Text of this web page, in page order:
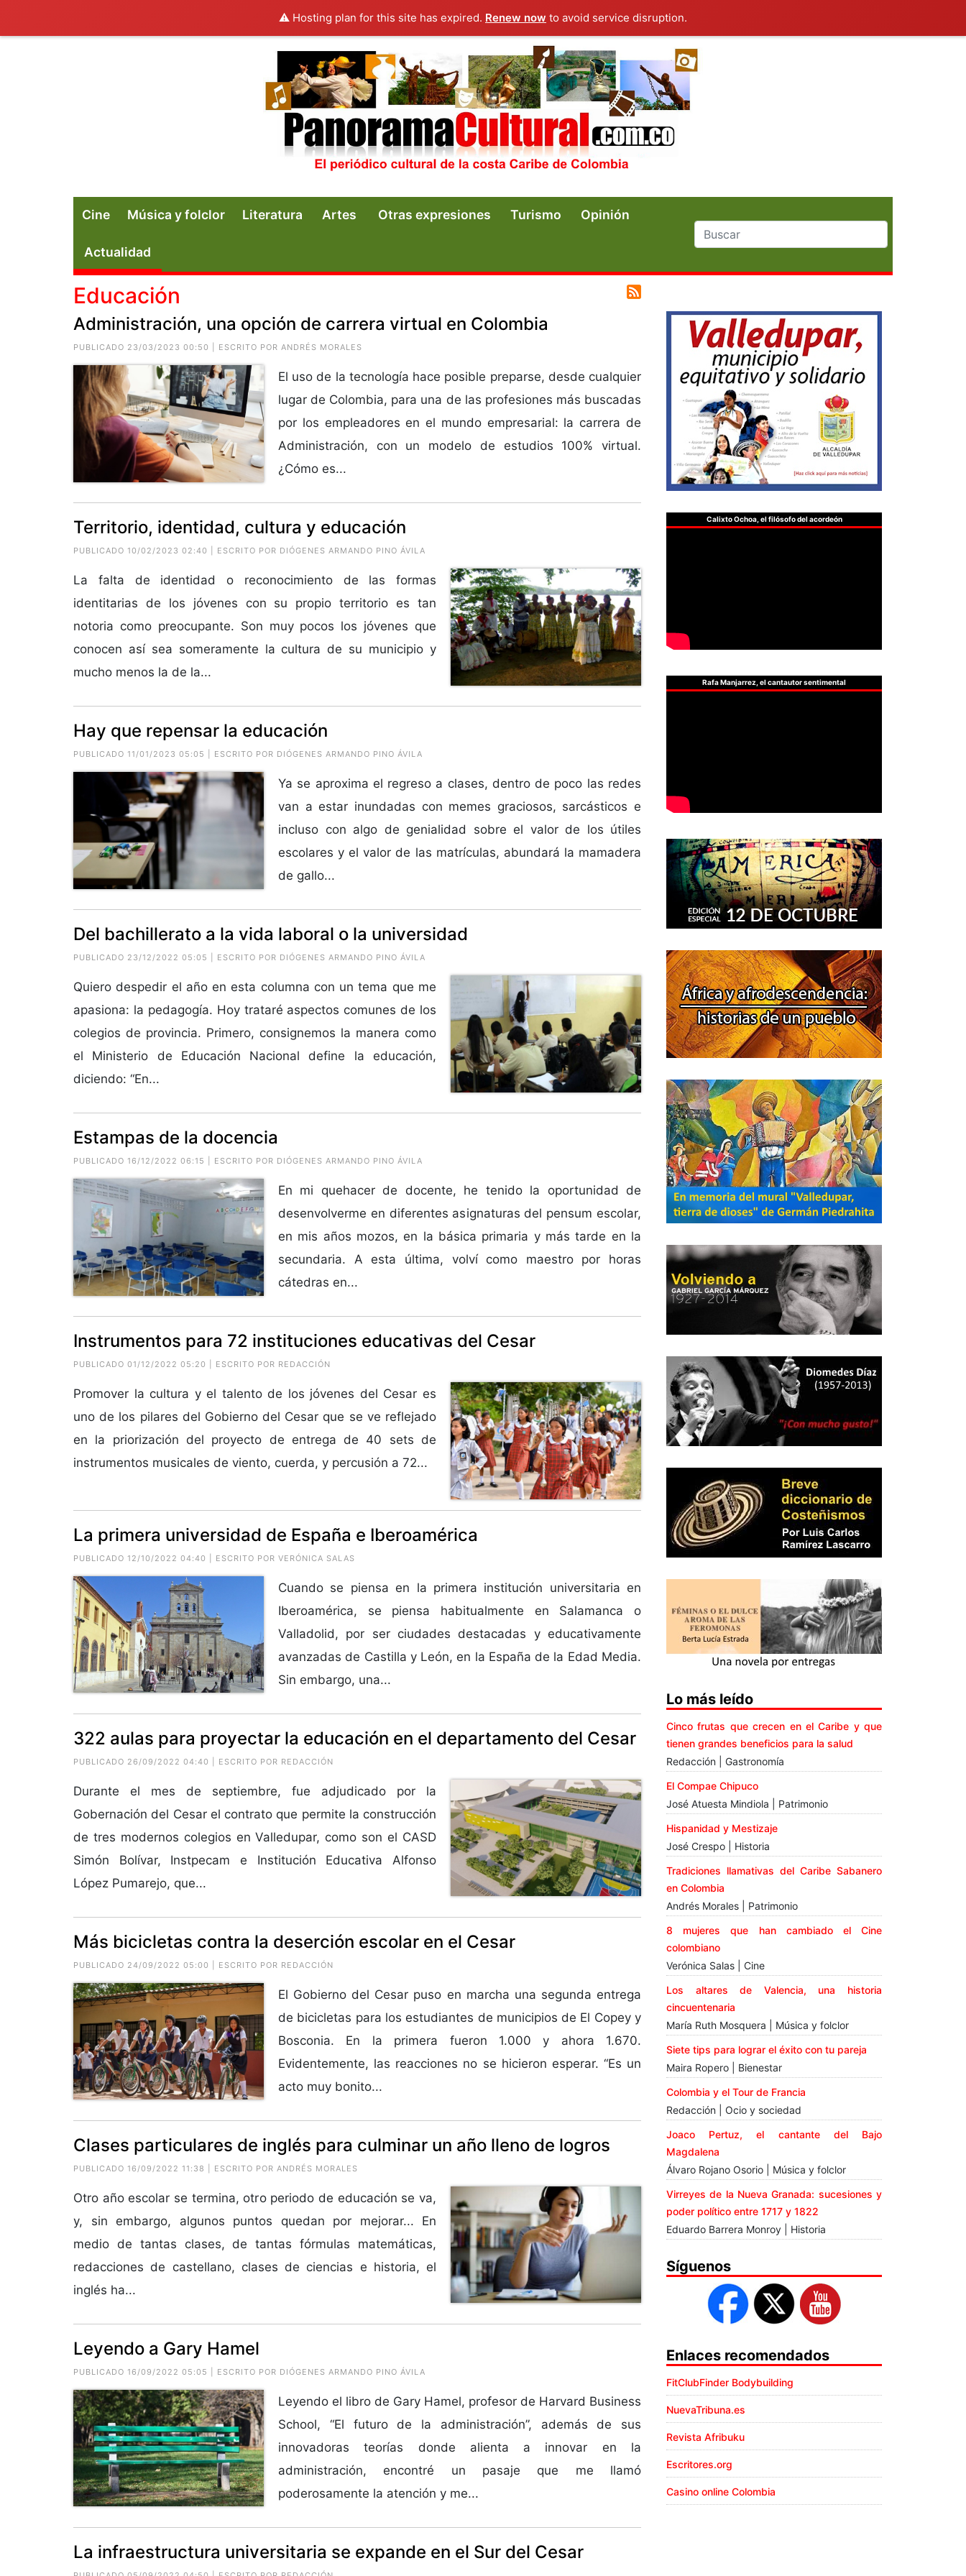
⚠️ Hosting plan for this site has expired. Renew now to avoid service disruption.
Cine Música y folclor Literatura Artes Otras expresiones Turismo Opinión
Actualidad
Educación
Administración, una opción de carrera virtual en Colombia
PUBLICADO 23/03/2023 00:50 | ESCRITO POR ANDRÉS MORALES
El uso de la tecnología hace posible preparse, desde cualquier
lugar de Colombia, para una de las profesiones más buscadas
por los empleadores en el mundo empresarial: la carrera de
Administración, con un modelo de estudios 100% virtual.
¿Cómo es...
Territorio, identidad, cultura y educación
PUBLICADO 10/02/2023 02:40 | ESCRITO POR DIÓGENES ARMANDO PINO ÁVILA
La falta de identidad o reconocimiento de las formas
identitarias de los jóvenes con su propio territorio es tan
notoria como preocupante. Son muy pocos los jóvenes que
conocen así sea someramente la cultura de su municipio y
mucho menos la de la...
Hay que repensar la educación
PUBLICADO 11/01/2023 05:05 | ESCRITO POR DIÓGENES ARMANDO PINO ÁVILA
Ya se aproxima el regreso a clases, dentro de poco las redes
van a estar inundadas con memes graciosos, sarcásticos e
incluso con algo de genialidad sobre el valor de los útiles
escolares y el valor de las matrículas, abundará la mamadera
de gallo...
Del bachillerato a la vida laboral o la universidad
PUBLICADO 23/12/2022 05:05 | ESCRITO POR DIÓGENES ARMANDO PINO ÁVILA
Quiero despedir el año en esta columna con un tema que me
apasiona: la pedagogía. Hoy trataré aspectos comunes de los
colegios de provincia. Primero, consignemos la manera como
el Ministerio de Educación Nacional define la educación,
diciendo: “En...
Estampas de la docencia
PUBLICADO 16/12/2022 06:15 | ESCRITO POR DIÓGENES ARMANDO PINO ÁVILA
En mi quehacer de docente, he tenido la oportunidad de
desenvolverme en diferentes asignaturas del pensum escolar,
en mis años mozos, en la básica primaria y más tarde en la
secundaria. A esta última, volví como maestro por horas
cátedras en...
Instrumentos para 72 instituciones educativas del Cesar
PUBLICADO 01/12/2022 05:20 | ESCRITO POR REDACCIÓN
Promover la cultura y el talento de los jóvenes del Cesar es
uno de los pilares del Gobierno del Cesar que se ve reflejado
en la priorización del proyecto de entrega de 40 sets de
instrumentos musicales de viento, cuerda, y percusión a 72...
La primera universidad de España e Iberoamérica
PUBLICADO 12/10/2022 04:40 | ESCRITO POR VERÓNICA SALAS
Cuando se piensa en la primera institución universitaria en
Iberoamérica, se piensa habitualmente en Salamanca o
Valladolid, por ser ciudades destacadas y educativamente
avanzadas de Castilla y León, en la España de la Edad Media.
Sin embargo, una...
322 aulas para proyectar la educación en el departamento del Cesar
PUBLICADO 26/09/2022 04:40 | ESCRITO POR REDACCIÓN
Durante el mes de septiembre, fue adjudicado por la
Gobernación del Cesar el contrato que permite la construcción
de tres modernos colegios en Valledupar, como son el CASD
Simón Bolívar, Instpecam e Institución Educativa Alfonso
López Pumarejo, que...
Más bicicletas contra la deserción escolar en el Cesar
PUBLICADO 24/09/2022 05:00 | ESCRITO POR REDACCIÓN
El Gobierno del Cesar puso en marcha una segunda entrega
de bicicletas para los estudiantes de municipios de El Copey y
Bosconia. En la primera fueron 1.000 y ahora 1.670.
Evidentemente, las reacciones no se hicieron esperar. “Es un
acto muy bonito...
Clases particulares de inglés para culminar un año lleno de logros
PUBLICADO 16/09/2022 11:38 | ESCRITO POR ANDRÉS MORALES
Otro año escolar se termina, otro periodo de educación se va,
y, sin embargo, algunos puntos quedan por mejorar... En
medio de tantas clases, de tantas fórmulas matemáticas,
redacciones de castellano, clases de ciencias e historia, el
inglés ha...
Leyendo a Gary Hamel
PUBLICADO 16/09/2022 05:05 | ESCRITO POR DIÓGENES ARMANDO PINO ÁVILA
Leyendo el libro de Gary Hamel, profesor de Harvard Business
School, “El futuro de la administración”, además de sus
innovadoras teorías donde alienta a innovar en la
administración, encontré un pasaje que me llamó
poderosamente la atención y me...
La infraestructura universitaria se expande en el Sur del Cesar
Calixto Ochoa, el filósofo del acordeón
Rafa Manjarrez, el cantautor sentimental
Lo más leído
Cinco frutas que crecen en el Caribe y que
tienen grandes beneficios para la salud
Redacción | Gastronomía
El Compae Chipuco
José Atuesta Mindiola | Patrimonio
Hispanidad y Mestizaje
José Crespo | Historia
Tradiciones llamativas del Caribe Sabanero
en Colombia
Andrés Morales | Patrimonio
8 mujeres que han cambiado el Cine
colombiano
Verónica Salas | Cine
Los altares de Valencia, una historia
cincuentenaria
María Ruth Mosquera | Música y folclor
Siete tips para lograr el éxito con tu pareja
Maira Ropero | Bienestar
Colombia y el Tour de Francia
Redacción | Ocio y sociedad
Joaco Pertuz, el cantante del Bajo
Magdalena
Álvaro Rojano Osorio | Música y folclor
Virreyes de la Nueva Granada: sucesiones y
poder político entre 1717 y 1822
Eduardo Barrera Monroy | Historia
Síguenos
Enlaces recomendados
FitClubFinder Bodybuilding
NuevaTribuna.es
Revista Afribuku
Escritores.org
Casino online Colombia